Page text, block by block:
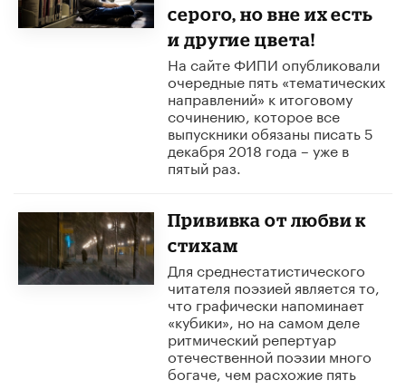
серого, но вне их есть
и другие цвета!
На сайте ФИПИ опубликовали
очередные пять «тематических
направлений» к итоговому
сочинению, которое все
выпускники обязаны писать 5
декабря 2018 года – уже в
пятый раз.
Прививка от любви к
стихам
Для среднестатистического
читателя поэзией является то,
что графически напоминает
«кубики», но на самом деле
ритмический репертуар
отечественной поэзии много
богаче, чем расхожие пять